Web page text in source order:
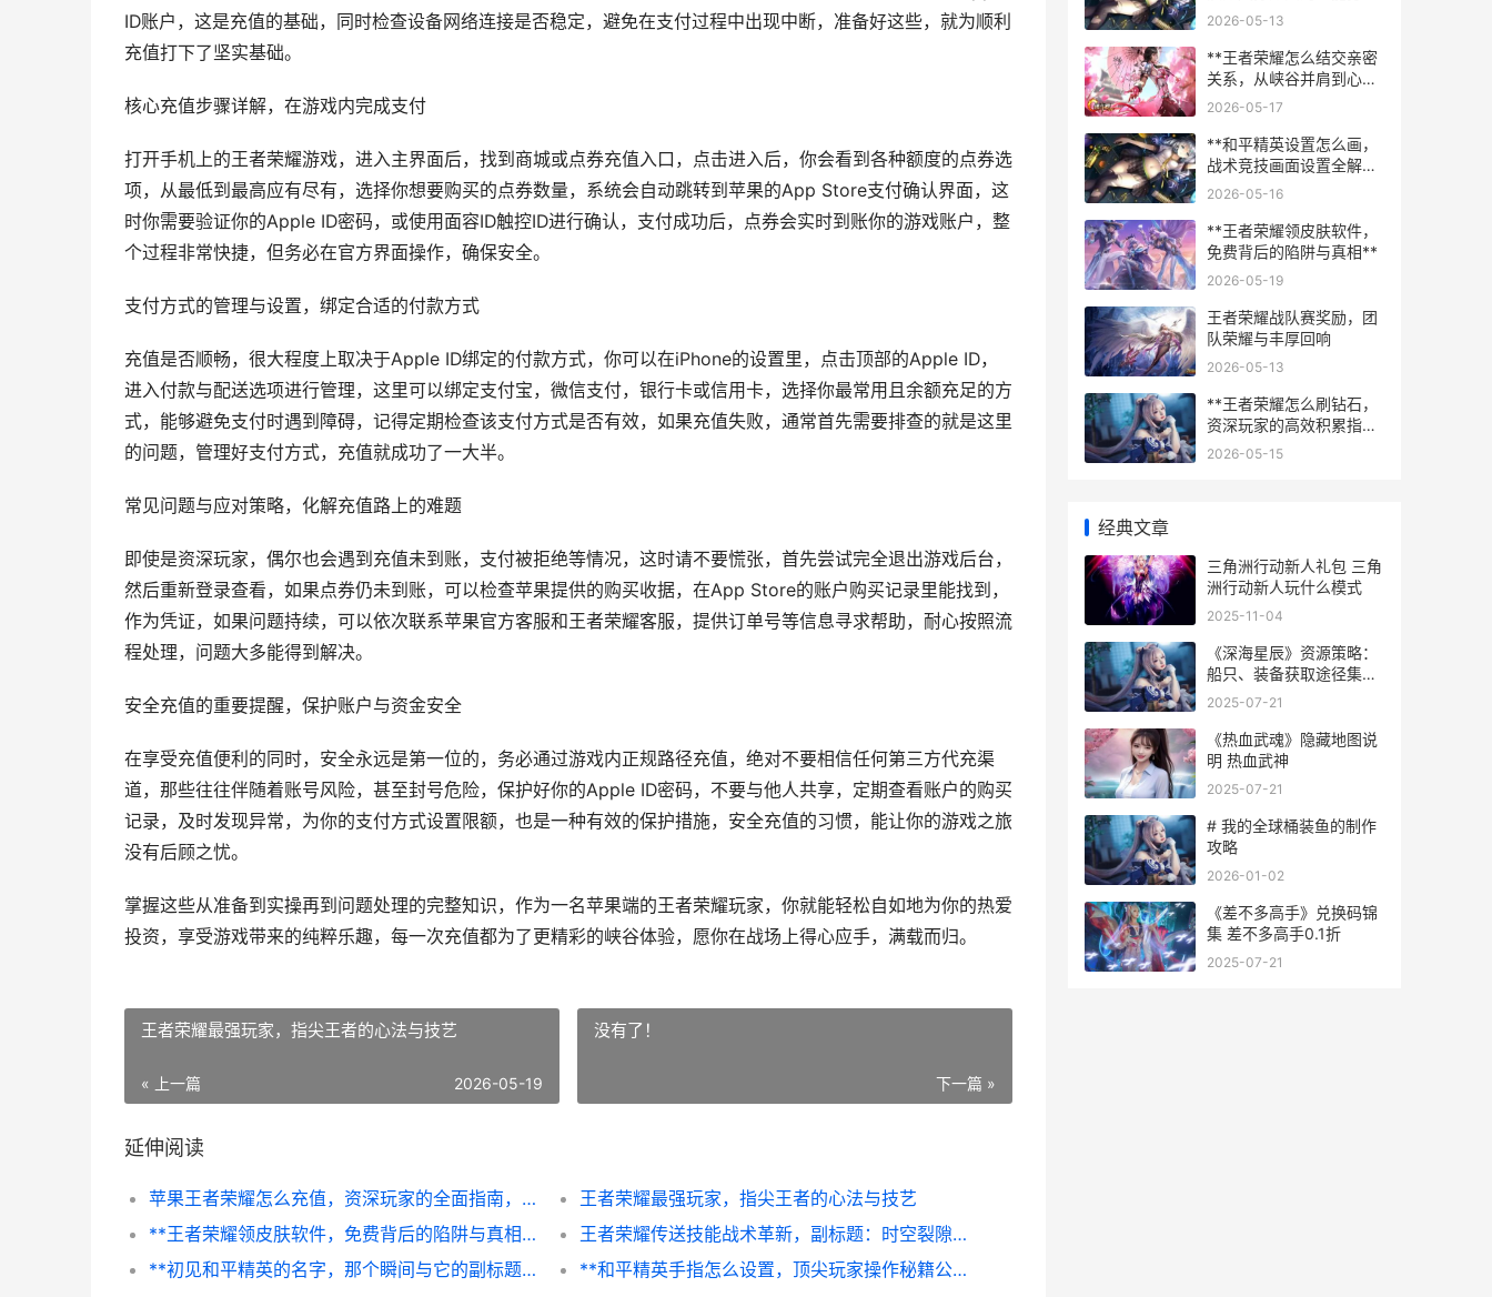
ID账户，这是充值的基础，同时检查设备网络连接是否稳定，避免在支付过程中出现中断，准备好这些，就为顺利
充值打下了坚实基础。
核心充值步骤详解，在游戏内完成支付
打开手机上的王者荣耀游戏，进入主界面后，找到商城或点券充值入口，点击进入后，你会看到各种额度的点券选
项，从最低到最高应有尽有，选择你想要购买的点券数量，系统会自动跳转到苹果的App Store支付确认界面，这
时你需要验证你的Apple ID密码，或使用面容ID触控ID进行确认，支付成功后，点券会实时到账你的游戏账户，整
个过程非常快捷，但务必在官方界面操作，确保安全。
支付方式的管理与设置，绑定合适的付款方式
充值是否顺畅，很大程度上取决于Apple ID绑定的付款方式，你可以在iPhone的设置里，点击顶部的Apple ID，
进入付款与配送选项进行管理，这里可以绑定支付宝，微信支付，银行卡或信用卡，选择你最常用且余额充足的方
式，能够避免支付时遇到障碍，记得定期检查该支付方式是否有效，如果充值失败，通常首先需要排查的就是这里
的问题，管理好支付方式，充值就成功了一大半。
常见问题与应对策略，化解充值路上的难题
即使是资深玩家，偶尔也会遇到充值未到账，支付被拒绝等情况，这时请不要慌张，首先尝试完全退出游戏后台，
然后重新登录查看，如果点券仍未到账，可以检查苹果提供的购买收据，在App Store的账户购买记录里能找到，
作为凭证，如果问题持续，可以依次联系苹果官方客服和王者荣耀客服，提供订单号等信息寻求帮助，耐心按照流
程处理，问题大多能得到解决。
安全充值的重要提醒，保护账户与资金安全
在享受充值便利的同时，安全永远是第一位的，务必通过游戏内正规路径充值，绝对不要相信任何第三方代充渠
道，那些往往伴随着账号风险，甚至封号危险，保护好你的Apple ID密码，不要与他人共享，定期查看账户的购买
记录，及时发现异常，为你的支付方式设置限额，也是一种有效的保护措施，安全充值的习惯，能让你的游戏之旅
没有后顾之忧。
掌握这些从准备到实操再到问题处理的完整知识，作为一名苹果端的王者荣耀玩家，你就能轻松自如地为你的热爱
投资，享受游戏带来的纯粹乐趣，每一次充值都为了更精彩的峡谷体验，愿你在战场上得心应手，满载而归。
王者荣耀最强玩家，指尖王者的心法与技艺
« 上一篇 2026-05-19
没有了！
下一篇 »
延伸阅读
苹果王者荣耀怎么充值，资深玩家的全面指南，副标题，从零开始掌握iOS充值技巧
王者荣耀最强玩家，指尖王者的心法与技艺
**王者荣耀领皮肤软件，免费背后的陷阱与真相**
王者荣耀传送技能战术革新，副标题：时空裂隙中的胜负手
**初见和平精英的名字，那个瞬间与它的副标题，战地少女的意外邂逅**
**和平精英手指怎么设置，顶尖玩家操作秘籍公开**
解析
2026-05-13
**王者荣耀怎么结交亲密
关系，从峡谷并肩到心灵
相契的旅程**
2026-05-17
**和平精英设置怎么画，
战术竞技画面设置全解析
**
2026-05-16
**王者荣耀领皮肤软件，
免费背后的陷阱与真相**
2026-05-19
王者荣耀战队赛奖励，团
队荣耀与丰厚回响
2026-05-13
**王者荣耀怎么刷钻石，
资深玩家的高效积累指
南，副标题，全面解析免
2026-05-15
经典文章
三角洲行动新人礼包 三角
洲行动新人玩什么模式
2025-11-04
《深海星辰》资源策略：
船只、装备获取途径集合
深海星空图片
2025-07-21
《热血武魂》隐藏地图说
明 热血武神
2025-07-21
# 我的全球桶装鱼的制作
攻略
2026-01-02
《差不多高手》兑换码锦
集 差不多高手0.1折
2025-07-21